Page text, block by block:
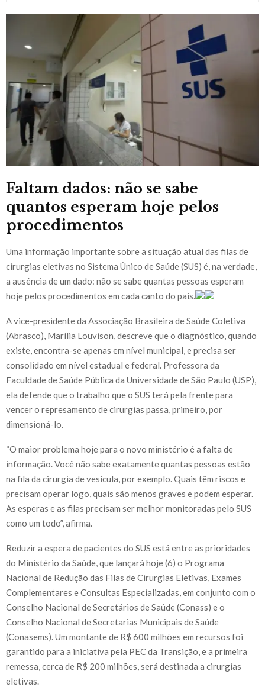
Faltam dados: não se sabe
quantos esperam hoje pelos
procedimentos
Uma informação importante sobre a situação atual das filas de
cirurgias eletivas no Sistema Único de Saúde (SUS) é, na verdade,
a ausência de um dado: não se sabe quantas pessoas esperam
hoje pelos procedimentos em cada canto do país.
A vice-presidente da Associação Brasileira de Saúde Coletiva
(Abrasco), Marília Louvison, descreve que o diagnóstico, quando
existe, encontra-se apenas em nível municipal, e precisa ser
consolidado em nível estadual e federal. Professora da
Faculdade de Saúde Pública da Universidade de São Paulo (USP),
ela defende que o trabalho que o SUS terá pela frente para
vencer o represamento de cirurgias passa, primeiro, por
dimensioná-lo.
“O maior problema hoje para o novo ministério é a falta de
informação. Você não sabe exatamente quantas pessoas estão
na fila da cirurgia de vesícula, por exemplo. Quais têm riscos e
precisam operar logo, quais são menos graves e podem esperar.
As esperas e as filas precisam ser melhor monitoradas pelo SUS
como um todo”, afirma.
Reduzir a espera de pacientes do SUS está entre as prioridades
do Ministério da Saúde, que lançará hoje (6) o Programa
Nacional de Redução das Filas de Cirurgias Eletivas, Exames
Complementares e Consultas Especializadas, em conjunto com o
Conselho Nacional de Secretários de Saúde (Conass) e o
Conselho Nacional de Secretarias Municipais de Saúde
(Conasems). Um montante de R$ 600 milhões em recursos foi
garantido para a iniciativa pela PEC da Transição, e a primeira
remessa, cerca de R$ 200 milhões, será destinada a cirurgias
eletivas.